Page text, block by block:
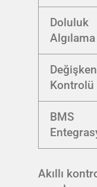
Doluluk
Algılama
Kontrolü
BMS
Akıllı